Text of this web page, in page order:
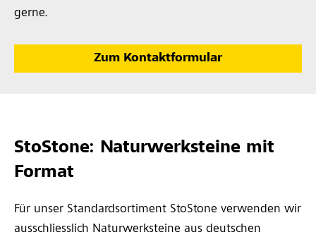
gerne.
Zum Kontaktformular
StoStone: Naturwerksteine mit
Format
Für unser Standardsortiment StoStone verwenden wir
ausschliesslich Naturwerksteine aus deutschen